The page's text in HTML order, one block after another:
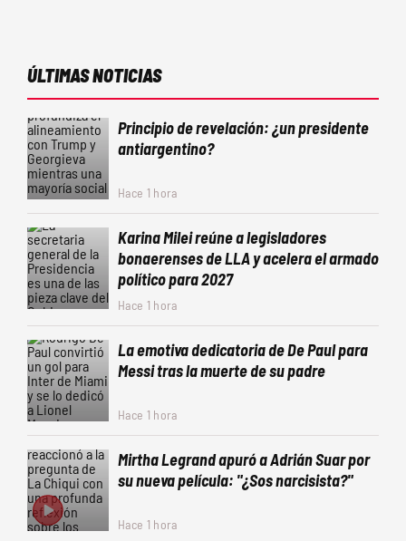
ÚLTIMAS NOTICIAS
Principio de revelación: ¿un presidente
antiargentino?
Hace 1 hora
Karina Milei reúne a legisladores
bonaerenses de LLA y acelera el armado
político para 2027
Hace 1 hora
La emotiva dedicatoria de De Paul para
Messi tras la muerte de su padre
Hace 1 hora
Mirtha Legrand apuró a Adrián Suar por
su nueva película: "¿Sos narcisista?"
Hace 1 hora